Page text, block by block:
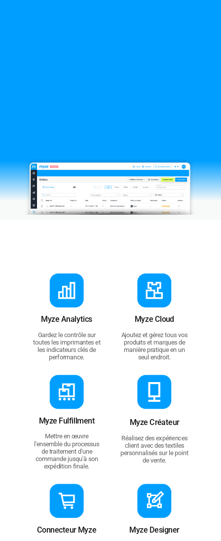
Myze Analytics
Gardez le contrôle sur
toutes les imprimantes et
les indicateurs clés de
performance.
Myze Cloud
Ajoutez et gérez tous vos
produits et marques de
manière pratique en un
seul endroit.
Myze Ful­fill­ment
Mettre en œuvre
l'ensemble du processus
de traitement d'une
commande jusqu'à son
expédition finale.
Myze Créateur
Réalisez des expériences
client avec des textiles
personnalisés sur le point
de vente.
Connecteur Myze Myze Designer